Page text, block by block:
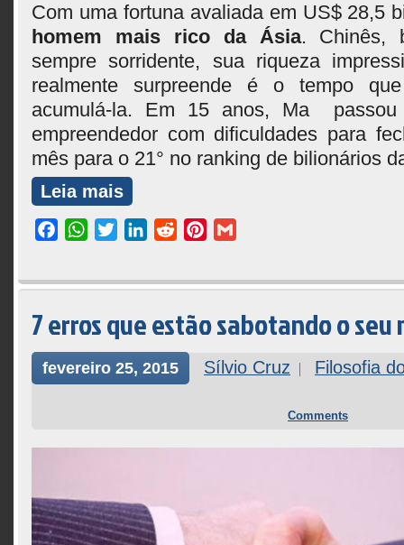
Com uma fortuna avaliada em US$ 28,5
homem mais rico da Ásia. Chinês,
sempre sorridente, sua riqueza
realmente surpreende é o tempo
acumulá-la. Em 15 anos, Ma
empreendedor com dificuldades para
mês para o 21° no ranking de bilionários
Leia mais
FacebookWhatsApp
TwitterLinkedInRedditPinterest
7 erros que estão sabotando o
fevereiro 25, 2015 Sílvio Cruz Filosofia
Comments